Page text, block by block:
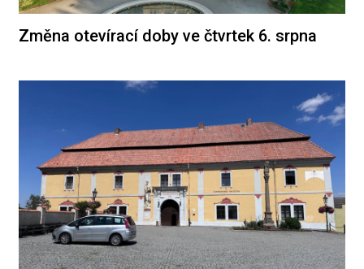
Změna otevírací doby ve čtvrtek 6. srpna